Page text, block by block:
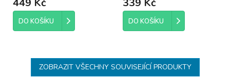
DO KOŠÍKU DO KOŠÍKU
ZOBRAZIT VŠECHNY SOUVISEJÍCÍ PRODUKTY